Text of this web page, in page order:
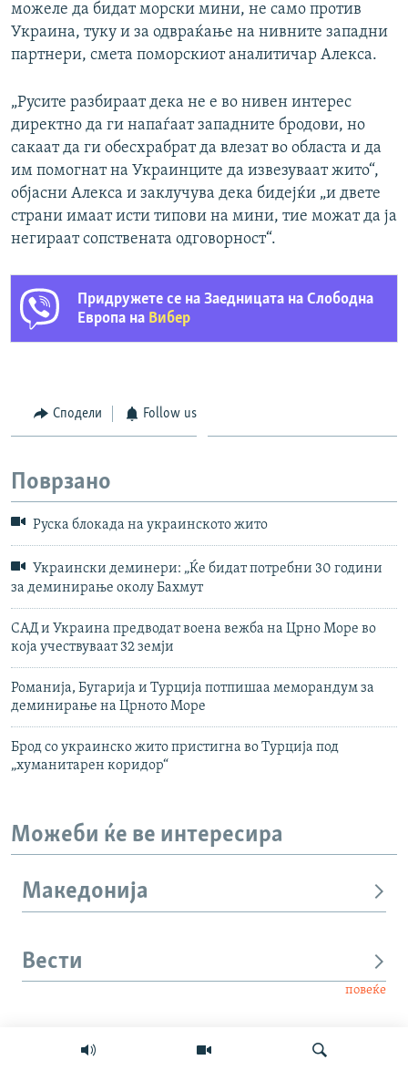
можеле да бидат морски мини, не само против
Украина, туку и за одвраќање на нивните западни
партнери, смета поморскиот аналитичар Алекса.
„Русите разбираат дека не е во нивен интерес
директно да ги напаѓаат западните бродови, но
сакаат да ги обесхрабрат да влезат во областа и да
им помогнат на Украинците да извезуваат жито“,
објасни Алекса и заклучува дека бидејќи „и двете
страни имаат исти типови на мини, тие можат да ја
негираат сопствената одговорност“.
Придружете се на Заедницата на Слободна
Европа на Вибер
Сподели Follow us
Поврзано
Руска блокада на украинското жито
Украински деминери: „Ќе бидат потребни 30 години
за деминирање околу Бахмут
САД и Украина предводат воена вежба на Црно Море во
која учествуваат 32 земји
Романија, Бугарија и Турција потпишаа меморандум за
деминирање на Црното Море
Брод со украинско жито пристигна во Турција под
„хуманитарен коридор“
Можеби ќе ве интересира
Македонија
Вести
повеќе
Интервју